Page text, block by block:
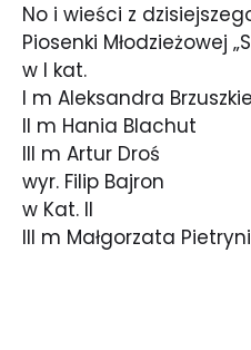
No i wieści z
Piosenki Młodzieżowej
w I kat.
I m Aleksandra
II m Hania Blachut
III m Artur Droś
wyr. Filip Bajron
w Kat. II
III m Małgorzata